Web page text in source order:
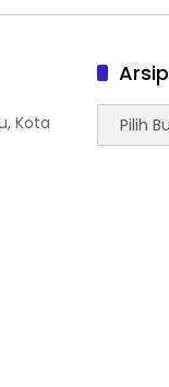
Kota
Arsip
Berita